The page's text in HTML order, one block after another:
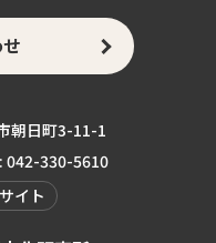
朝日町3-11-1
042-330-5610
イト